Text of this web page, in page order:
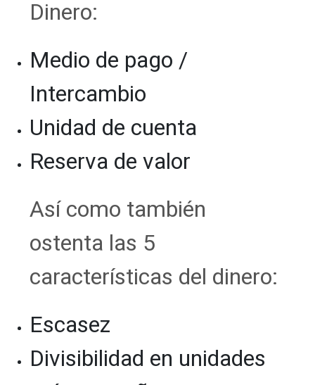
Dinero:
Medio de pago /
Intercambio
Unidad de cuenta
Reserva de valor
Así como también
ostenta las 5
características del dinero:
Escasez
Divisibilidad en unidades